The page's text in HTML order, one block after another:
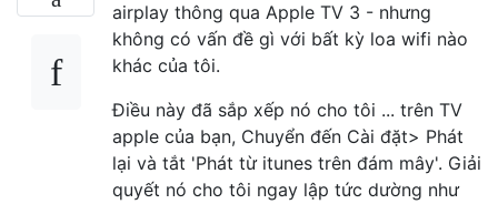
airplay thông qua Apple TV 3 - nhưng
không có vấn đề gì với bất kỳ loa wifi nào
khác của tôi.
Điều này đã sắp xếp nó cho tôi ... trên TV
apple của bạn, Chuyển đến Cài đặt> Phát
lại và tắt 'Phát từ itunes trên đám mây'. Giải
quyết nó cho tôi ngay lập tức dường như